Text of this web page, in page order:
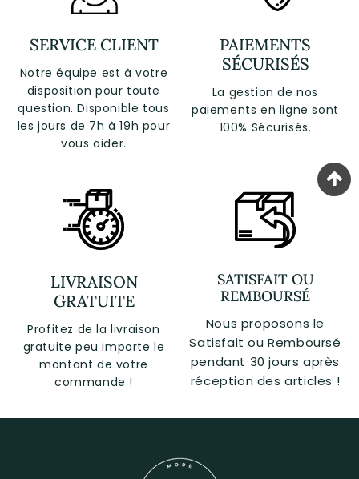
SERVICE CLIENT
Notre équipe est à votre
disposition pour toute
question. Disponible tous
les jours de 7h à 19h pour
vous aider.
PAIEMENTS
SÉCURISÉS
La gestion de nos
paiements en ligne sont
100% Sécurisés.
LIVRAISON
GRATUITE
Profitez de la livraison
gratuite peu importe le
montant de votre
commande !
SATISFAIT OU
REMBOURSÉ
Nous proposons le
Satisfait ou Remboursé
pendant 30 jours après
réception des articles !